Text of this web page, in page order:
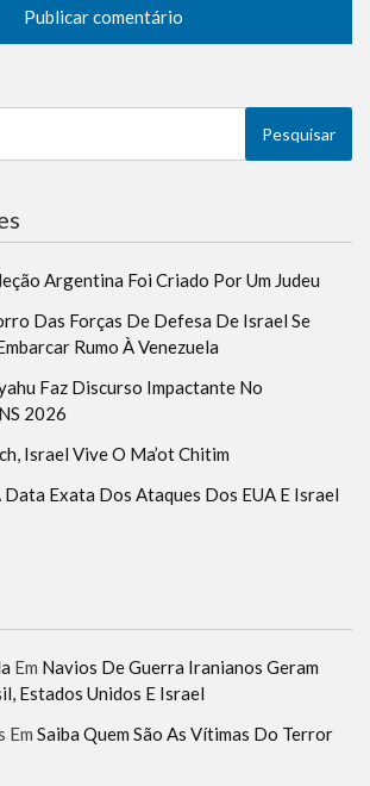
Argentina Foi Criado Por Um Judeu
Das Forças De Defesa De Israel Se
Rumo À Venezuela
Faz Discurso Impactante No
2026
Israel Vive O Ma’ot Chitim
Exata Dos Ataques Dos EUA E Israel
Em Navios De Guerra Iranianos Geram
Estados Unidos E Israel
Em Saiba Quem São As Vítimas Do Terror